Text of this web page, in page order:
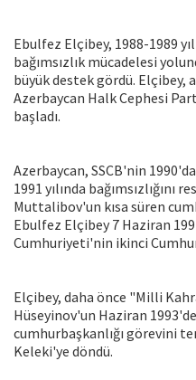
Ebulfez Elçibey, 1988-1989
bağımsızlık mücadelesi
büyük destek gördü. Elçibey,
Azerbaycan Halk Cephesi
başladı.
Azerbaycan, SSCB'nin
1991 yılında bağımsızlığını
Muttalibov'un kısa süren
Ebulfez Elçibey 7 Haziran
Cumhuriyeti'nin ikinci
Elçibey, daha önce "Milli
Hüseyinov'un Haziran
cumhurbaşkanlığı görevini
Keleki'ye döndü.